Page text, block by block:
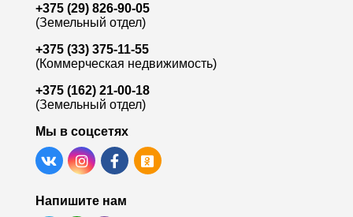
+375 (29) 826-90-05
(Земельный отдел)
+375 (33) 375-11-55
(Коммерческая недвижимость)
+375 (162) 21-00-18
(Земельный отдел)
Мы в соцсетях
Напишите нам